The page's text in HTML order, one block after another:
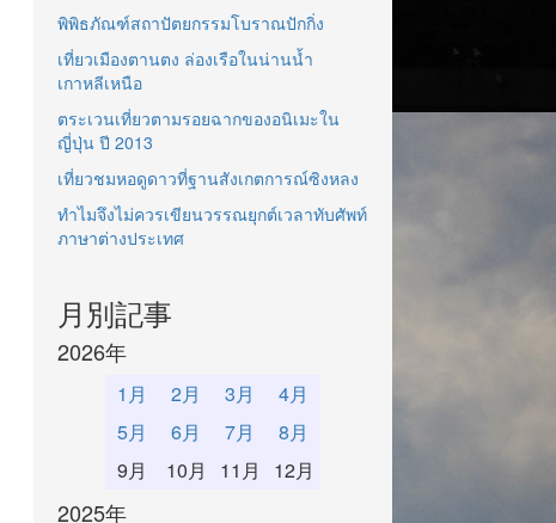
พิพิธภัณฑ์สถาปัตยกรรมโบราณปักกิ่ง
เที่ยวเมืองตานตง ล่องเรือในน่านน้ำ
เกาหลีเหนือ
ตระเวนเที่ยวตามรอยฉากของอนิเมะใน
ญี่ปุ่น ปี 2013
เที่ยวชมหอดูดาวที่ฐานสังเกตการณ์ซิงหลง
ทำไมจึงไม่ควรเขียนวรรณยุกต์เวลาทับศัพท์
ภาษาต่างประเทศ
月別記事
2026年
1月 2月 3月
4月
5月
6月 7月
8月
9月
10月 11月 12月
2025年